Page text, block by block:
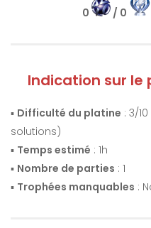
0
/ 0
Indication sur le
▪️ Difficulté du platine : 3/
solutions)
▪️ Temps estimé : 1h
▪️ Nombre de parties : 1
▪️ Trophées manquables :